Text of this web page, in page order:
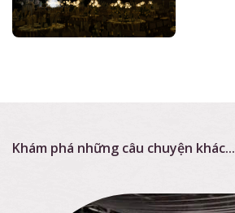
Khám phá những câu chuyện khác...